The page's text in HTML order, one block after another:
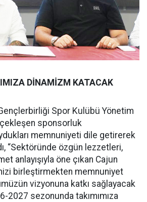
DİNAMİZM KATACAK
Spor Kulübü Yönetim
sponsorluk
memnuniyeti dile getirerek
“Sektöründe özgün lezzetleri,
anlayışıyla öne çıkan Cajun
birleştirmekten memnuniyet
vizyonuna katkı sağlayacak
2027 sezonunda takımımıza